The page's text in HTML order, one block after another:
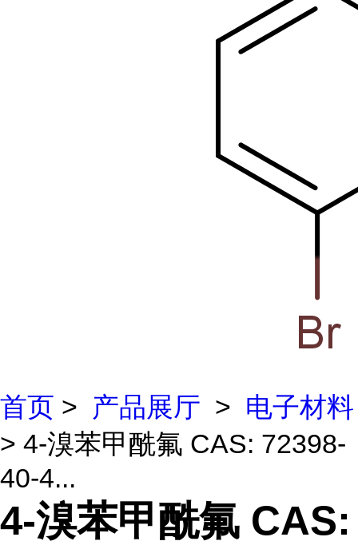
首页 > 产品展厅 > 电子材料
> 4-溴苯甲酰氟 CAS: 72398-
40-4...
4-溴苯甲酰氟 CAS: